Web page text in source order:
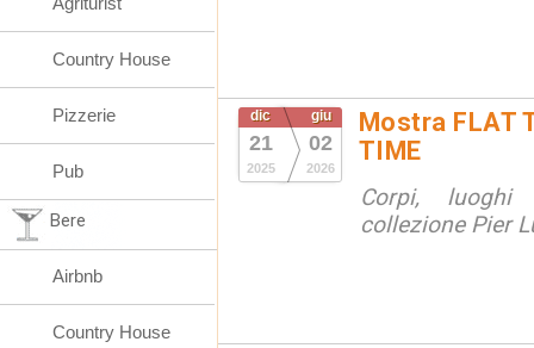
dic
21
2025
giu
02
2026
Mostra FLAT
TIME
Corpi,
collezione Pier
Country House
Pizzerie
Pub
Bere
Airbnb
Country House